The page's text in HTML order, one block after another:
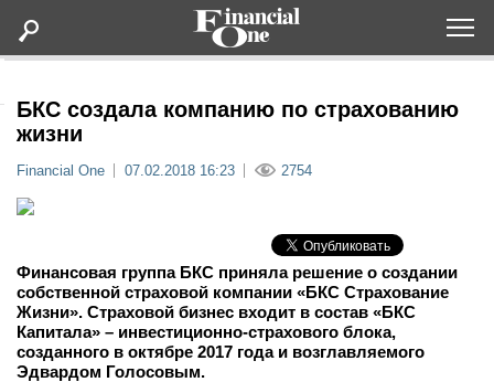
Статьи
Lifestyle
Мероприятия
БКС создала компанию по страхованию
жизни
Financial One 07.02.2018 16:23 2754
Финансовая группа БКС приняла решение о создании
собственной страховой компании «БКС Страхование
Жизни». Страховой бизнес входит в состав «БКС
Капитала» – инвестиционно-страхового блока,
созданного в октябре 2017 года и возглавляемого
Эдвардом Голосовым.